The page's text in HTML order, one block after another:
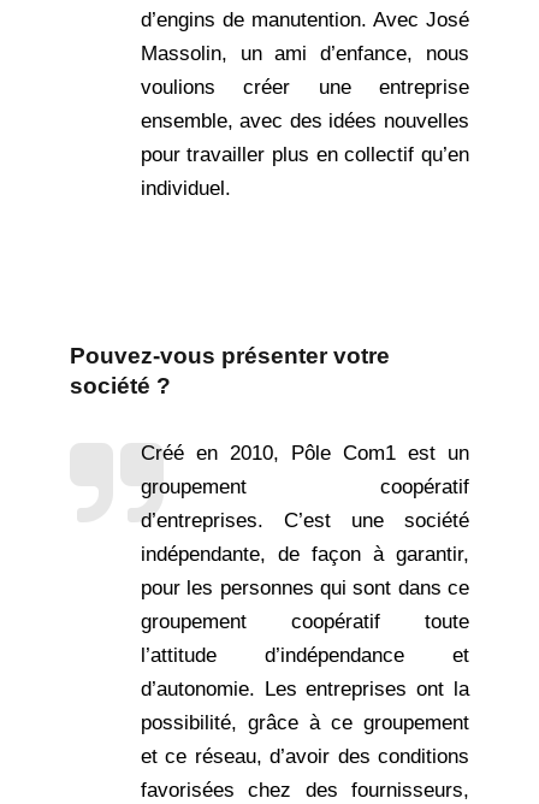
d’engins de manutention. Avec José
Massolin, un ami d’enfance, nous
voulions créer une entreprise
ensemble, avec des idées nouvelles
pour travailler plus en collectif qu’en
individuel.
Pouvez-vous présenter votre
société ?
Créé en 2010, Pôle Com1 est un
groupement coopératif
d’entreprises. C’est une société
indépendante, de façon à garantir,
pour les personnes qui sont dans ce
groupement coopératif toute
l’attitude d’indépendance et
d’autonomie. Les entreprises ont la
possibilité, grâce à ce groupement
et ce réseau, d’avoir des conditions
favorisées chez des fournisseurs,